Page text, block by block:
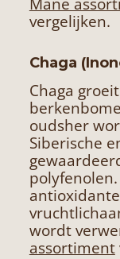
vergelijken.
Chaga
Chaga
oudsher
Siberische
wordt
assortiment